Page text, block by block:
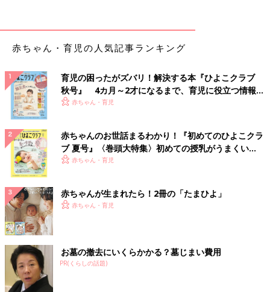
赤ちゃん・育児の人気記事ランキング
育児の困ったがズバリ！解決する本『ひよこクラブ
秋号』 4カ月～2才になるまで、育児に役立つ情報が
いっぱい！
赤ちゃん・育児
赤ちゃんのお世話まるわかり！『初めてのひよこクラ
ブ 夏号』〈巻頭大特集〉初めての授乳がうまくい
く！ おっぱい・ミルクの基本と夏のトラブル 解決テ
赤ちゃん・育児
赤ちゃんが生まれたら！2冊の「たまひよ」
赤ちゃん・育児
お墓の撤去にいくらかかる？墓じまい費用
PR(くらしの話題)